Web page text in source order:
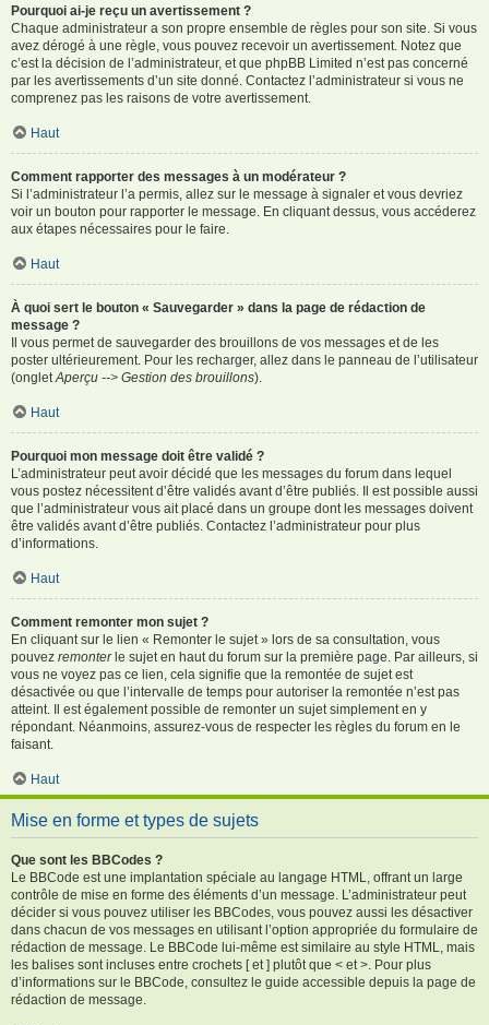
Pourquoi ai-je reçu un avertissement ?
Chaque administrateur a son propre ensemble de règles pour son site. Si vous
avez dérogé à une règle, vous pouvez recevoir un avertissement. Notez que
c’est la décision de l’administrateur, et que phpBB Limited n’est pas concerné
par les avertissements d’un site donné. Contactez l’administrateur si vous ne
comprenez pas les raisons de votre avertissement.
Haut
Comment rapporter des messages à un modérateur ?
Si l’administrateur l’a permis, allez sur le message à signaler et vous devriez
voir un bouton pour rapporter le message. En cliquant dessus, vous accéderez
aux étapes nécessaires pour le faire.
Haut
À quoi sert le bouton « Sauvegarder » dans la page de rédaction de
message ?
Il vous permet de sauvegarder des brouillons de vos messages et de les
poster ultérieurement. Pour les recharger, allez dans le panneau de l’utilisateur
(onglet Aperçu --> Gestion des brouillons).
Haut
Pourquoi mon message doit être validé ?
L’administrateur peut avoir décidé que les messages du forum dans lequel
vous postez nécessitent d’être validés avant d’être publiés. Il est possible aussi
que l’administrateur vous ait placé dans un groupe dont les messages doivent
être validés avant d’être publiés. Contactez l’administrateur pour plus
d’informations.
Haut
Comment remonter mon sujet ?
En cliquant sur le lien « Remonter le sujet » lors de sa consultation, vous
pouvez remonterle sujet en haut du forum sur la première page. Par ailleurs, si
vous ne voyez pas ce lien, cela signifie que la remontée de sujet est
désactivée ou que l’intervalle de temps pour autoriser la remontée n’est pas
atteint. Il est également possible de remonter un sujet simplement en y
répondant. Néanmoins, assurez-vous de respecter les règles du forum en le
faisant.
Haut
Mise en forme et types de sujets
Que sont les BBCodes ?
Le BBCode est une implantation spéciale au langage HTML, offrant un large
contrôle de mise en forme des éléments d’un message. L’administrateur peut
décider si vous pouvez utiliser les BBCodes, vous pouvez aussi les désactiver
dans chacun de vos messages en utilisant l’option appropriée du formulaire de
rédaction de message. Le BBCode lui-même est similaire au style HTML, mais
les balises sont incluses entre crochets [ et ] plutôt que < et >. Pour plus
d’informations sur le BBCode, consultez le guide accessible depuis la page de
rédaction de message.